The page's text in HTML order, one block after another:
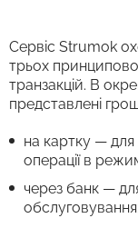
Сервіс Strumok
трьох принципово
транзакцій. В
представлені
на картку — для
операції в
через банк —